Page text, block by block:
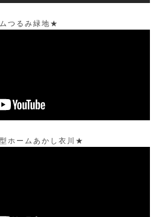
つるみ緑地★
ホームあかし衣川★